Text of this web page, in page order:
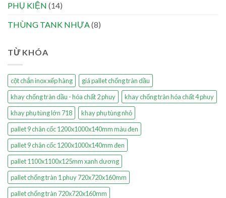
PHỤ KIỆN (14)
THÙNG TANK NHỰA(8)
TỪ KHÓA
cột chắn inox xếp hàng
giá pallet chống tràn dầu
khay chống tràn dầu - hóa chất 2 phuy
khay chống tràn hóa chất 4 phuy
khay phụ tùng lớn 718
khay phụ tùng nhỏ
pallet 9 chân cốc 1200x1000x140mm màu đen
pallet 9 chân cốc 1200x1000x140mm đen
pallet 1100x1100x125mm xanh dương
pallet chống tràn 1 phuy 720x720x160mm
pallet chống tràn 720x720x160mm